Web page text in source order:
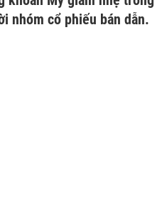
nhóm cổ phiếu bán dẫn.